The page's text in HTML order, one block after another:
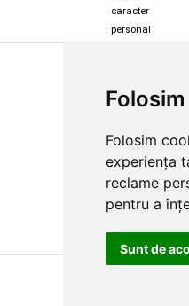
Folosim
experiența
reclame
pentru a
Sunt de
caracter
personal
Magazin snowboard
Legături Rome SDS
Skate &
Santa Cruz